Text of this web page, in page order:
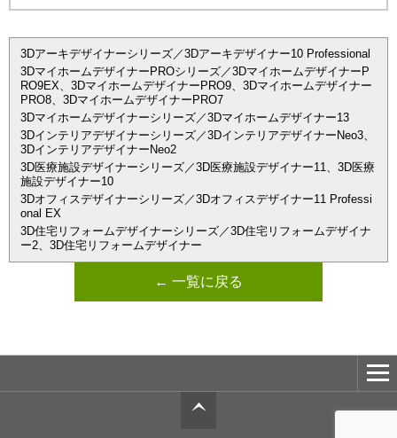
3Dアーキデザイナーシリーズ／3Dアーキデザイナー10 Professional
3DマイホームデザイナーPROシリーズ／3DマイホームデザイナーP
RO9EX、3DマイホームデザイナーPRO9、3Dマイホームデザイナー
PRO8、3DマイホームデザイナーPRO7
3Dマイホームデザイナーシリーズ／3Dマイホームデザイナー13
3Dインテリアデザイナーシリーズ／3DインテリアデザイナーNeo3、
3DインテリアデザイナーNeo2
3D医療施設デザイナーシリーズ／3D医療施設デザイナー11、3D医療
施設デザイナー10
3Dオフィスデザイナーシリーズ／3Dオフィスデザイナー11 Professi
onal EX
3D住宅リフォームデザイナーシリーズ／3D住宅リフォームデザイナ
ー2、3D住宅リフォームデザイナー
← 一覧に戻る